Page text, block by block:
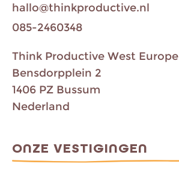
hallo@thinkproductive.nl
085-2460348
Think Productive West Europe
Bensdorpplein 2
1406 PZ Bussum
Nederland
ONZE VESTIGINGEN